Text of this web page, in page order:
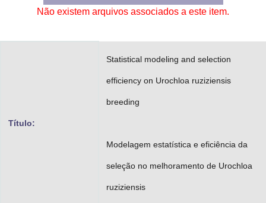
Gabinete de Segurança Institucional
Não existem arquivos associados a este item.
Título:
Statistical modeling and selection
efficiency on Urochloa ruziziensis
breeding
Modelagem estatística e eficiência da
seleção no melhoramento de Urochloa
ruziziensis